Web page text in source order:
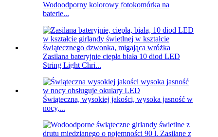
Wodoodporny kolorowy fotokomórka na
baterie...
Zasilana bateryjnie ciepła biała 10 diod LED
String Light Chri...
Świąteczna, wysokiej jakości, wysoka jasność w
nocy,...